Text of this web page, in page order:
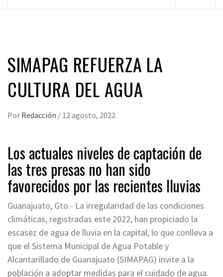
SIMAPAG REFUERZA LA
CULTURA DEL AGUA
Por Redacción / 12 agosto, 2022
Los actuales niveles de captación de
las tres presas no han sido
favorecidos por las recientes lluvias
Guanajuato, Gto.- La irregularidad de las condiciones
climáticas, registradas este 2022, han propiciado la
escasez de agua de lluvia en la capital, lo que conlleva a
que el Sistema Municipal de Agua Potable y
Alcantarillado de Guanajuato (SIMAPAG) invite a la
población a adoptar medidas para el cuidado de agua.